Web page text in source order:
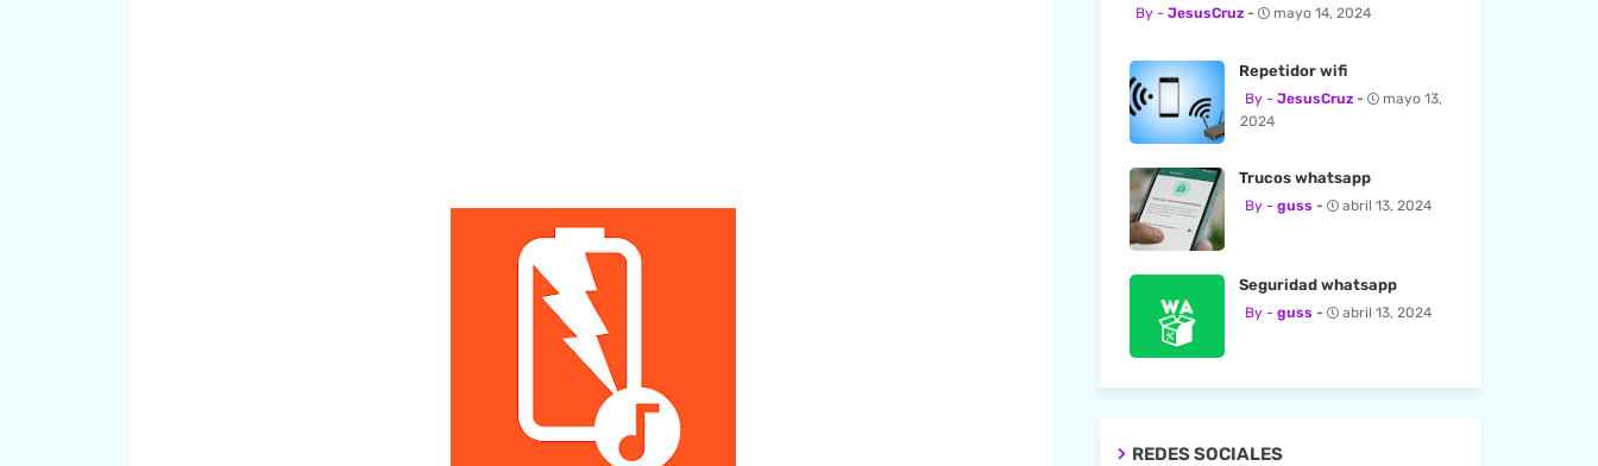
JesusCruz mayo 14, 2024
Repetidor wifi
JesusCruz
mayo 13,
2024
Trucos whatsapp
guss abril 13, 2024
Seguridad whatsapp
guss abril 13, 2024
REDES SOCIALES